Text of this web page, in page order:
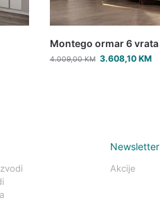
Montego ormar 6 vrata
4.009,00KM 3.608,10KM
Newsletter
Akcije